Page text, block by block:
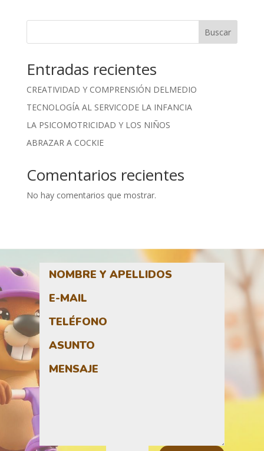
Buscar
Entradas recientes
CREATIVIDAD Y COMPRENSIÓN DELMEDIO
TECNOLOGÍA AL SERVICODE LA INFANCIA
LA PSICOMOTRICIDAD Y LOS NIÑOS
ABRAZAR A COCKIE
Comentarios recientes
No hay comentarios que mostrar.